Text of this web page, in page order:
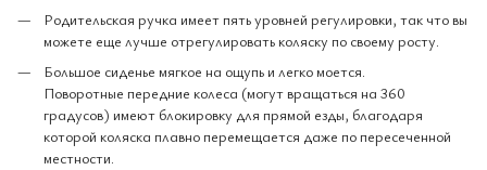
Родительская ручка имеет пять уровней регулировки, так что вы
можете еще лучше отрегулировать коляску по своему росту.
Большое сиденье мягкое на ощупь и легко моется.
Поворотные передние колеса (могут вращаться на 360
градусов) имеют блокировку для прямой езды, благодаря
которой коляска плавно перемещается даже по пересеченной
местности.